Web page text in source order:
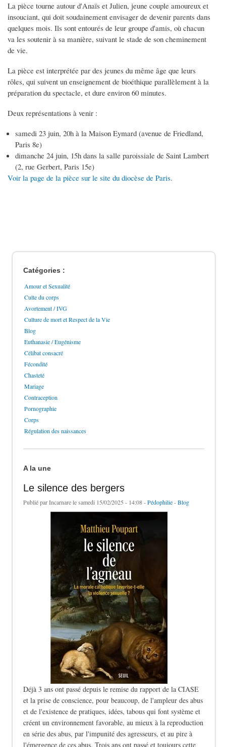
La pièce tourne autour d'Anaïs et Julien, jeune couple amoureux et
insouciant, qui doit soudainement envisager de devenir parents dans
quelques mois. Ils sont entourés de leur groupe d'amis, où chacun
va les soutenir à sa manière, suivant le stade de son cheminement
de vie.
La pièce est interprétée par des jeunes du même âge que leurs
rôles, qui suivent un enseignement de bioéthique parallèlement à la
préparation du spectacle, et dure environ 60 minutes.
Deux représentations à venir :
samedi 23 juin, 20h à la Maison Eymard (avenue de Friedland,
Paris 8e)
dimanche 24 juin, 15h dans la salle paroissiale de Saint Lambert
(2, rue Gerbert, Paris 15e)
Voir la page de la pièce sur le site du diocèse de Paris.
Catégories :
Amour et Sexualité
Culte du corps
Avortement / IVG
Culture de mort et Respect de la Vie
Blog
Euthanasie / Eugénisme
Célibat consacré
Fécondité
Chasteté
Mariage
Contraception
Pornographie
Corps
Régulation des naissances
A la une
Le silence des bergers
Publié parIncarnarele samedi 15/02/2025 - 14:08 -Pédophilie-Blog
Déjà 3 ans ont passé depuis le remise du rapport de la CIASE
et la prise de conscience, pour beaucoup, de l'ampleur des abus
et de l'existence de pratiques, idées, tabous qui font système et
créent un environnement favorable, au mieux à la reproduction
en série des abus, par l'impunité des agresseurs, et au pire à
l'émergence de ces abus. Trois ans ont passé et toujours cette